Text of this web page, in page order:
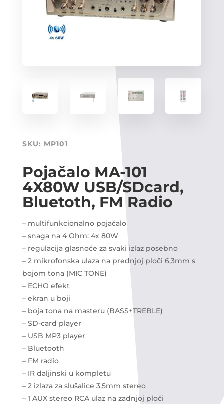
SKU: MP101
Pojačalo MA-101
4X80W USB/SDcard,
Bluetoth, FM Radio
– multifunkcionalno pojačalo
– snaga na 4 Ohm: 4x 80W
– regulacija glasnoće za svaki izlaz posebno
– 2 mikrofonska ulaza na prednjoj ploči 6,3mm s
bojom tona (MIC TONE)
– ECHO efekt
– ekran u boji
– boja tona na masteru (BASS+TREBLE)
– SD-card player
– USB MP3 player
– Bluetooth
– FM radio
– IR daljinski u kompletu
– 2 izlaza za slušalice 3,5mm stereo
– 1 AUX stereo RCA ulaz na zadnjoj ploči